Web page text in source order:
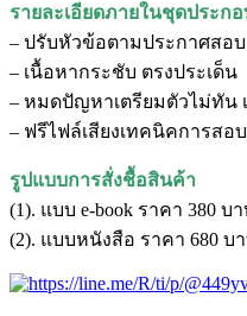
รายละเอียดภายในชุดประก
– ปรับหัวข้อตามประกาศสอ
– เนื้อหากระชับ ตรงประเด็น
– หมดปัญหาเตรียมตัวไม่ทัน
– ฟรีไฟล์เสียงเทคนิคการส
รูปแบบการสั่งชื้อสินค้า
(1). แบบ e-book ราคา 380
(2). แบบหนังสือ ราคา 680 บ